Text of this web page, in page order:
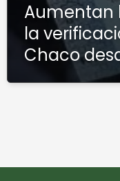
Aumentan
la
Chaco